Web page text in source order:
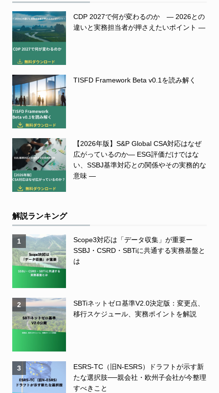
CDP 2027で何が変わるのか ― 2026との
違いと実務担当者が押さえたいポイント ―
TISFD Framework Beta v0.1を読み解く
【2026年版】S&P Global CSA対応はなぜ
広がっているのか― ESG評価だけではな
い、SSBJ基準対応との関係やその実務的な
意味 ―
解説ランキング
1
Scope3対応は「データ収集」が重要ー
SSBJ・CSRD・SBTiに共通する実務基盤と
は
2
SBTiネットゼロ基準V2.0決定版：変更点、
移行スケジュール、実務ポイントを解説
3
ESRS-TC（旧N-ESRS）ドラフトが示す新
たな選択肢──親会社・欧州子会社が今整理
すべきこと